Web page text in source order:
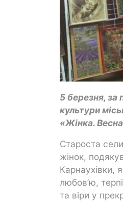
5 березня, за
культури
«Жінка.
Староста
жінок,
Карнаухівки,
любов’ю,
та віри у